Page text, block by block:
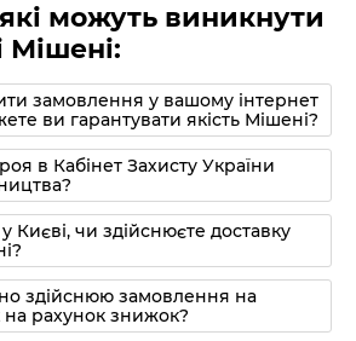
можуть виникнути
Мішені:
замовлення у вашому інтернет
ви гарантувати якість Мішені?
в Кабінет Захисту України
Києві, чи здійснюєте доставку
здійснюю замовлення на
на рахунок знижок?